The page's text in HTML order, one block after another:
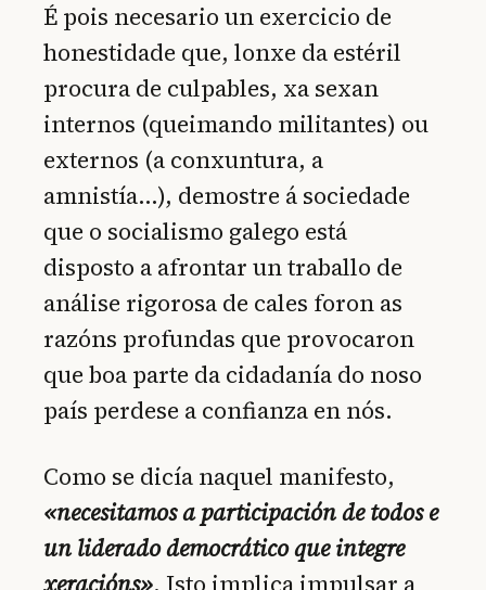
É pois necesario un exercicio de
honestidade que, lonxe da estéril
procura de culpables, xa sexan
internos (queimando militantes) ou
externos (a conxuntura, a
amnistía…), demostre á sociedade
que o socialismo galego está
disposto a afrontar un traballo de
análise rigorosa de cales foron as
razóns profundas que provocaron
que boa parte da cidadanía do noso
país perdese a confianza en nós.
Como se dicía naquel manifesto,
«necesitamos a participación de todos e
un liderado democrático que integre
xeracións». Isto implica impulsar a